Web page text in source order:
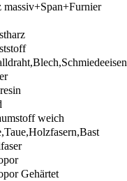
massiv+Span+Furnier
weich
Gehärtet